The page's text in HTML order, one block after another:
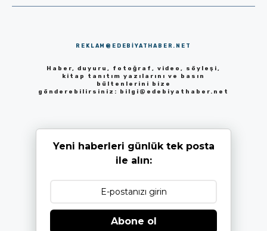
REKLAM@EDEBIYATHABER.NET
Haber, duyuru, fotoğraf, video, söyleşi,
kitap tanıtım yazılarını ve basın
bültenlerini bize
gönderebilirsiniz: bilgi@edebiyathaber.net
Yeni haberleri günlük tek posta
ile alın:
Abone ol